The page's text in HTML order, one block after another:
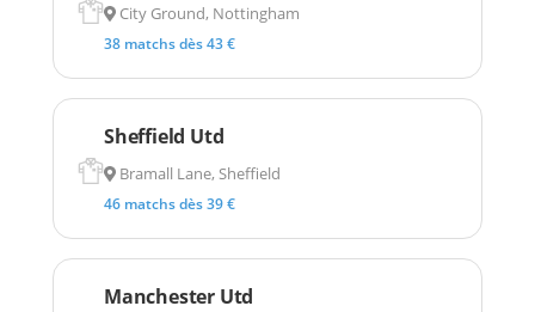
City Ground, Nottingham
38 matchs dès 43 €
Sheffield Utd
Bramall Lane, Sheffield
46 matchs dès 39 €
Manchester Utd